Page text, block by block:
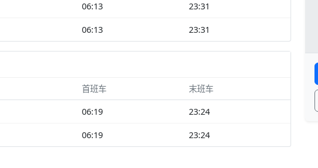
06:13 23:31
06:13 23:31
首班车 末班车
06:19 23:24
06:19 23:24